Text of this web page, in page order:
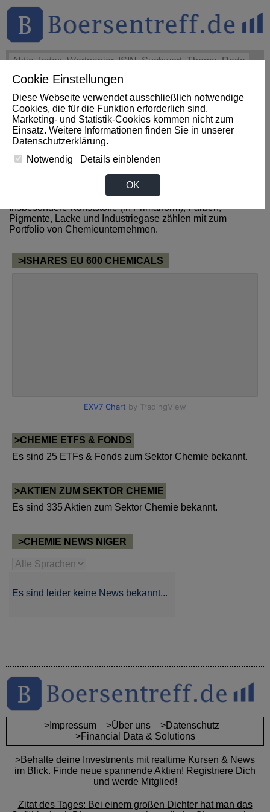
Cookie Einstellungen
Diese Webseite verwendet ausschließlich notwendige
Cookies, die für die Funktion erforderlich sind.
Marketing- und Statistik-Cookies kommen nicht zum
Einsatz. Weitere Informationen finden Sie in unserer
Datenschutzerklärung.
Notwendig
Details einblenden
OK
THEMEN HOT-STOCKS
News zum Sektor Chemie aus
Niger
Zum Sektor Chemie gehören alle Unternehmen, welche
Grund-, Spezial- und Agrarchemikalien herstellen.
Insbesondere Kunststoffe (in Primärform), Farben,
Pigmente, Lacke und Industriegase zählen mit zum
Portfolio von Chemieunternehmen.
>ISHARES EU 600 CHEMICALS
>CHEMIE ETFS & FONDS
Es sind 25 ETFs & Fonds zum Sektor Chemie bekannt.
>AKTIEN ZUM SEKTOR CHEMIE
Es sind 335 Aktien zum Sektor Chemie bekannt.
>CHEMIE NEWS NIGER
Es sind leider keine News bekannt...
>Impressum >Über uns
>Datenschutz
>Financial Data & Solutions
>Behalte deine Investments mit realtime Kursen & News
im Blick. Finde neue spannende Aktien! Registriere Dich
und werde Mitglied!
Zitat des Tages: Bei einem großen Dichter hat man das